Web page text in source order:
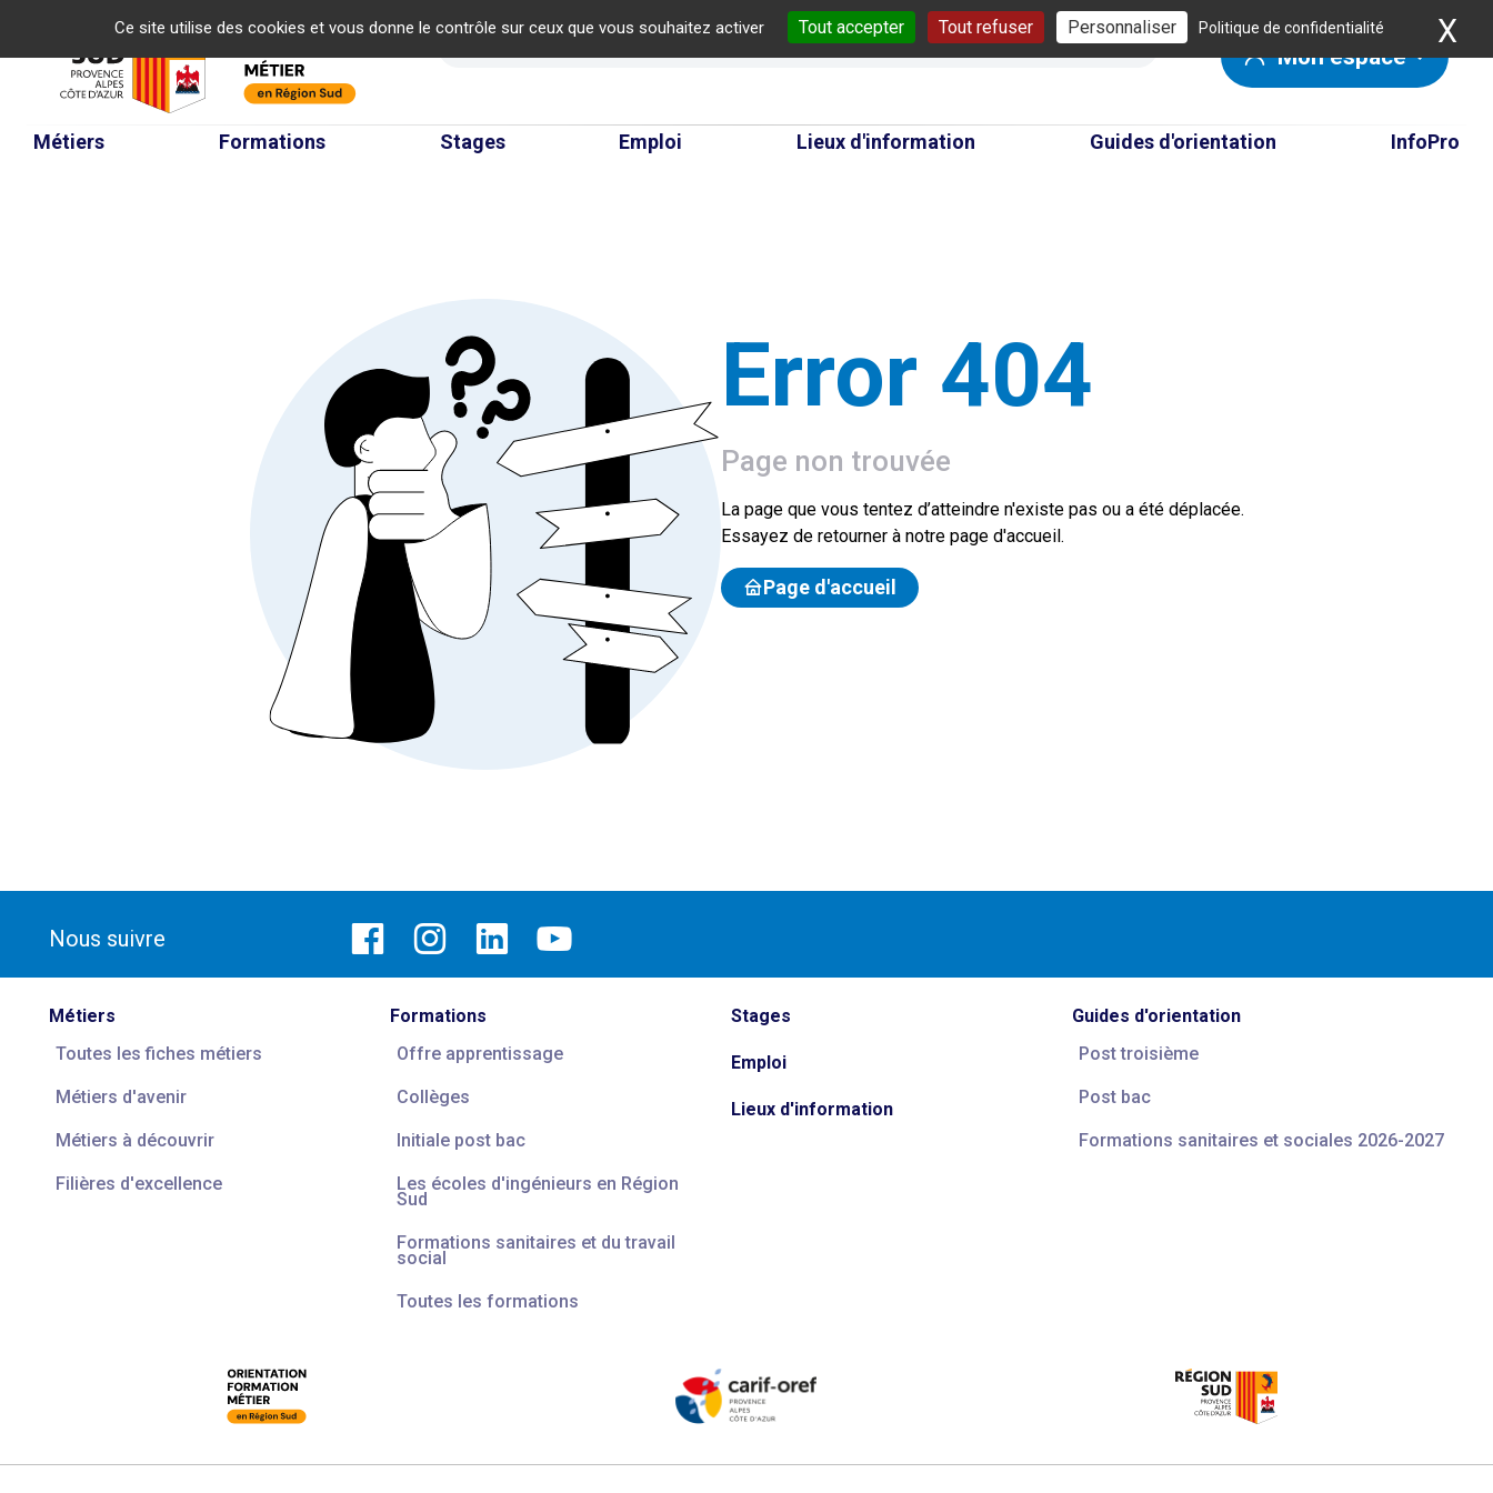
Ce site utilise des cookies et vous donne le contrôle sur ceux que vous souhaitez activer Tout accepter Tout refuser Personnaliser Politique de confidentialité X
Mon espace
Métiers Formations Stages Emploi Lieux d'information Guides d'orientation InfoPro
Error 404
Page non trouvée
La page que vous tentez d’atteindre n'existe pas ou a été déplacée.
Essayez de retourner à notre page d'accueil.
Page d'accueil
Nous suivre
Métiers
Toutes les fiches métiers
Métiers d'avenir
Métiers à découvrir
Filières d'excellence
Formations
Offre apprentissage
Collèges
Initiale post bac
Les écoles d'ingénieurs en Région
Sud
Formations sanitaires et du travail
social
Toutes les formations
Stages
Emploi
Lieux d'information
Guides d'orientation
Post troisième
Post bac
Formations sanitaires et sociales 2026-2027